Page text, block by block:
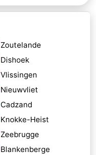
Zoutelande
Dishoek
Vlissingen
Nieuwvliet
Cadzand
Knokke-Heist
Zeebrugge
Blankenberge